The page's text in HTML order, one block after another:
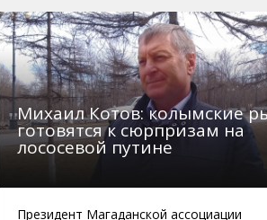
Михаил Котов: колымские
готовятся к сюрпризам на
лососевой путине
Президент Магаданской ассоциации